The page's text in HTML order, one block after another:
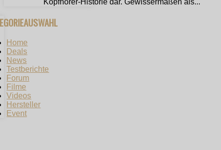
Kopfhörer-Historie dar. Gewissermaßen als...
Home
Deals
News
Testberichte
Forum
Filme
Videos
Hersteller
Event